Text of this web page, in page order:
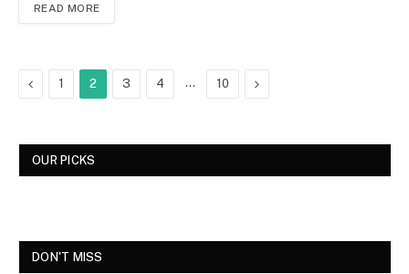
READ MORE
Previous
1 2 3 4 … 10 Next
OUR PICKS
DON'T MISS